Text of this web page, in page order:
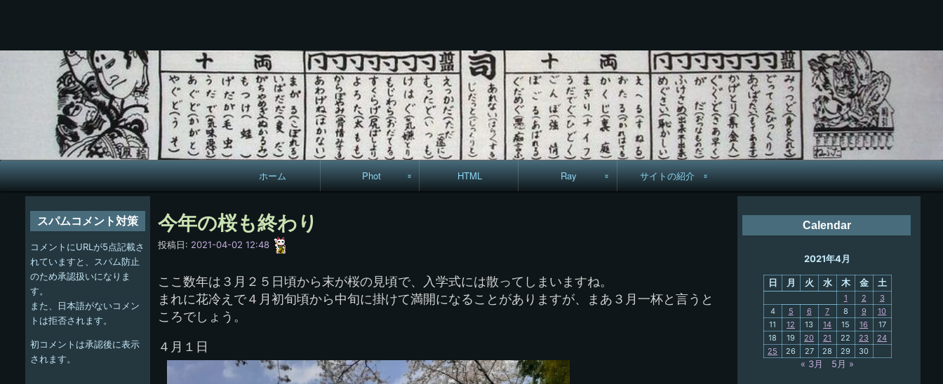
ン
ツ
へ
ス
キ
ッ
プ
メ
イ
ホーム Phot
手拭いの旅
HTML Ray サイトの紹介
PC歴
今年の桜も終わり
投稿日: 2021-04-02 12:48
ここ数年は３月２５日頃から末が桜の見頃で、入学式には散ってしまいますね。
まれに花冷えで４月初旬頃から中旬に掛けて満開になることがありますが、まあ３月一杯と言うと
ころでしょう。
４月１日
Calendar
2021年4月
日 月 火 水 木 金 土
1 2
3
4
5 6 7 8 9
10
11
12 13 14 15 16
17
18
19 20 21 22 23
24
25
26 27 28 29 30
« 3月 5月 »
スパムコメント対策
コメントにURLが5点記載さ
れていますと、スパム防止
のため承認扱いになりま
す。
また、日本語がないコメン
トは拒否されます。
初コメントは承認後に表示
されます。